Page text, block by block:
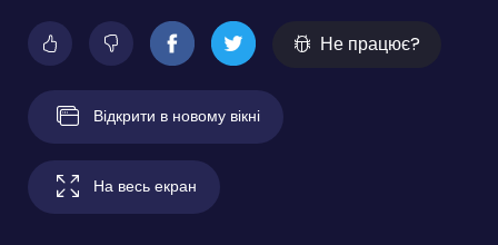
Не працює?
Відкрити в новому вікні
На весь екран